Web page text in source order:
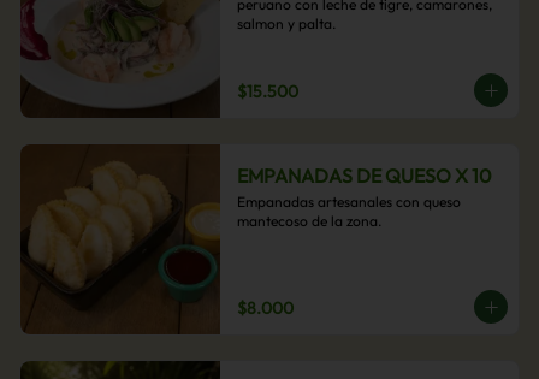
peruano con leche de tigre, camarones,
salmon y palta.
$15.500
EMPANADAS DE QUESO X 10
Empanadas artesanales con queso
mantecoso de la zona.
$8.000